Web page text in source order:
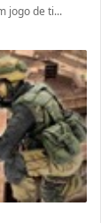
jogo de ti...